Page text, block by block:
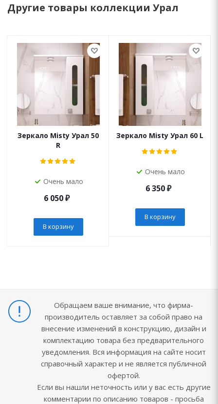
Другие товары коллекции Урал
Зеркало Misty Урал 50
R
Очень мало
6 050₽
В корзину
Зеркало Misty Урал 60 L
Очень мало
6 350₽
В корзину
Обращаем ваше внимание, что фирма-
производитель оставляет за собой право на
внесение изменений в конструкцию, дизайн и
комплектацию товара без предварительного
уведомления. Вся информация на сайте носит
справочный характер и не является публичной
офертой.
Если вы нашли неточность или у вас есть другие
комментарии по описанию товаров - просьба